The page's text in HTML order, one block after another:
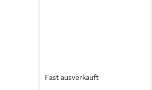
Fast ausverkauft